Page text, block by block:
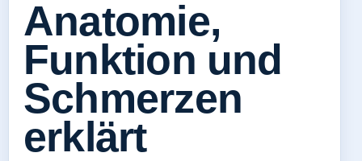
Anatomie,
Funktion und
Schmerzen
erklärt